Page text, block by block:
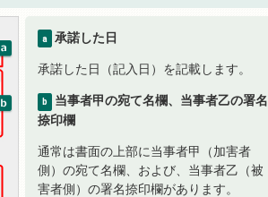
a 承諾した日
承諾した日（記入日）を記載します。
b
当事者甲の宛て名欄、当事者乙の署名
捺印欄
通常は書面の上部に当事者甲（加害者
側）の宛て名欄、および、当事者乙（被
害者側）の署名捺印欄があります。